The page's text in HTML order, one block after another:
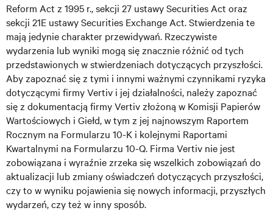
Reform Act z 1995 r., sekcji 27 ustawy Securities Act oraz
sekcji 21E ustawy Securities Exchange Act. Stwierdzenia te
mają jedynie charakter przewidywań. Rzeczywiste
wydarzenia lub wyniki mogą się znacznie różnić od tych
przedstawionych w stwierdzeniach dotyczących przyszłości.
Aby zapoznać się z tymi i innymi ważnymi czynnikami ryzyka
dotyczącymi firmy Vertiv i jej działalności, należy zapoznać
się z dokumentacją firmy Vertiv złożoną w Komisji Papierów
Wartościowych i Giełd, w tym z jej najnowszym Raportem
Rocznym na Formularzu 10-K i kolejnymi Raportami
Kwartalnymi na Formularzu 10-Q. Firma Vertiv nie jest
zobowiązana i wyraźnie zrzeka się wszelkich zobowiązań do
aktualizacji lub zmiany oświadczeń dotyczących przyszłości,
czy to w wyniku pojawienia się nowych informacji, przyszłych
wydarzeń, czy też w inny sposób.